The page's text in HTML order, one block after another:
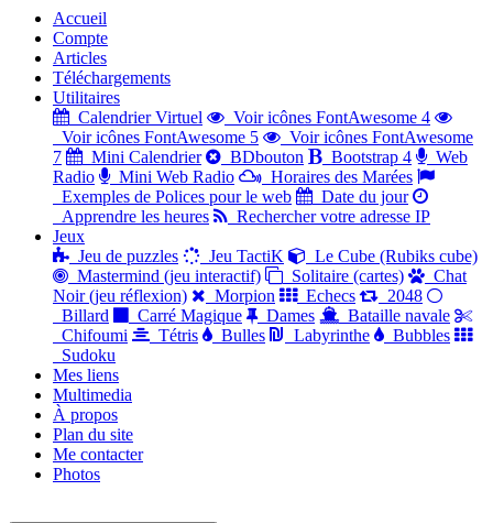
Accueil
Compte
Articles
Téléchargements
Utilitaires
Calendrier Virtuel
Voir icônes FontAwesome 4
Voir icônes FontAwesome 5
Voir icônes FontAwesome
7
Mini Calendrier BDbouton Bootstrap 4
Web
Radio
Mini Web Radio
Horaires des Marées
Exemples de Polices pour le web
Date du jour
Apprendre les heures
Rechercher votre adresse IP
Jeux
Jeu de puzzles
Jeu TactiK
Le Cube (Rubiks cube)
Mastermind (jeu interactif)
Solitaire (cartes)
Chat
Noir (jeu réflexion)
Morpion Echecs
2048
Billard
Carré Magique Dames
Bataille navale
Chifoumi
Tétris Bulles Labyrinthe
Bubbles
Sudoku
Mes liens
Multimedia
À propos
Plan du site
Me contacter
Photos